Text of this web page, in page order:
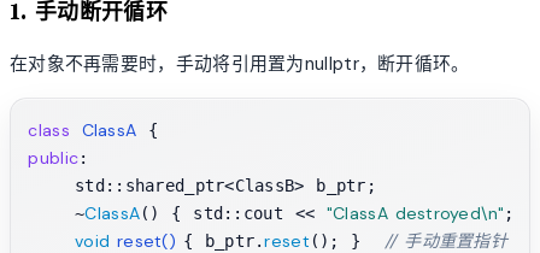
1. 手动断开循环
在对象不再需要时，手动将引用置为nullptr，断开循环。
class ClassA
public:
    std::shared_ptr<ClassB> b_ptr;
    ~
ClassA() { std::cout << "ClassA destroyed\n" ; }
void reset() { b_ptr.reset (); } // 手动重置指针